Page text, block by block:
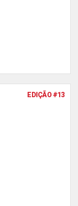
EDIÇÃO #13